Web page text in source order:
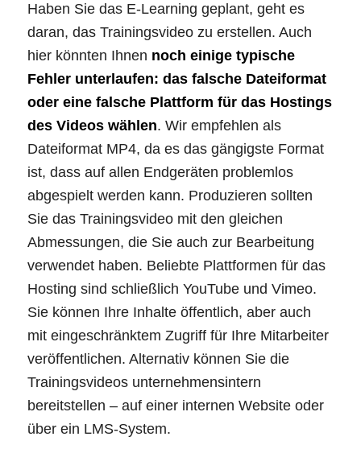
Haben Sie das E-Learning geplant, geht es
daran, das Trainingsvideo zu erstellen. Auch
hier könnten Ihnen noch einige typische
Fehler unterlaufen: das falsche Dateiformat
oder eine falsche Plattform für das Hostings
des Videos wählen. Wir empfehlen als
Dateiformat MP4, da es das gängigste Format
ist, dass auf allen Endgeräten problemlos
abgespielt werden kann. Produzieren sollten
Sie das Trainingsvideo mit den gleichen
Abmessungen, die Sie auch zur Bearbeitung
verwendet haben. Beliebte Plattformen für das
Hosting sind schließlich YouTube und Vimeo.
Sie können Ihre Inhalte öffentlich, aber auch
mit eingeschränktem Zugriff für Ihre Mitarbeiter
veröffentlichen. Alternativ können Sie die
Trainingsvideos unternehmensintern
bereitstellen – auf einer internen Website oder
über ein LMS-System.